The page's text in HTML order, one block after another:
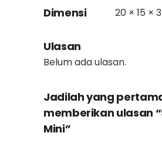
Dimensi 20 × 15 ×
Ulasan
Belum ada ulasan.
Jadilah yang
memberikan ulasan
Mini”